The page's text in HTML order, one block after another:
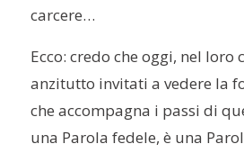
carcere…
Ecco: credo che oggi, nel loro
anzitutto invitati a vedere la
che accompagna i passi di
una Parola fedele, è una